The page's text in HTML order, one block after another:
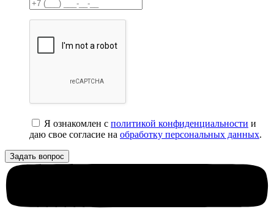
Я ознакомлен с политикой конфиденциальности и
даю свое согласие на обработку персональных данных.